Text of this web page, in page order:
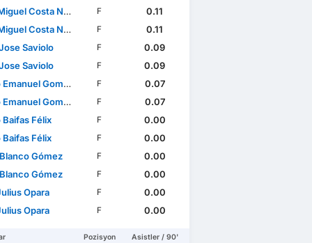
Costa Nogueira
F
0.11
Costa Nogueira
F
0.11
Saviolo
F
0.09
Saviolo
F
0.09
Gomes Arcanjo
F
0.07
Gomes Arcanjo
F
0.07
Baifas Félix
F
0.00
Baifas Félix
F
0.00
Gómez
F
0.00
Gómez
F
0.00
Opara
F
0.00
Opara
F 0.00
Pozisyon Asistler / 90'